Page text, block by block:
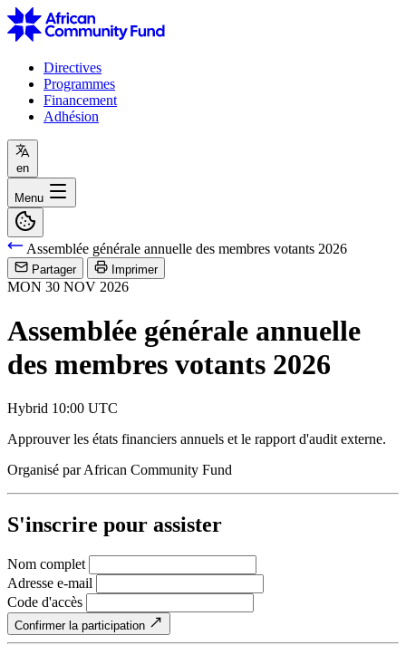
Directives
Programmes
Financement
Adhésion
en
Menu
Assemblée générale annuelle des membres votants 2026
Partager Imprimer
MON 30 NOV 2026
Assemblée générale annuelle
des membres votants 2026
Hybrid 10:00 UTC
Approuver les états financiers annuels et le rapport d'audit externe.
Organisé parAfrican Community Fund
S'inscrire pour assister
Nom complet
Adresse e-mail
Code d'accès
Confirmer la participation